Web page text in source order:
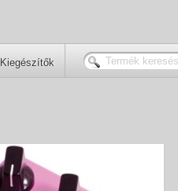
Kiegészítők